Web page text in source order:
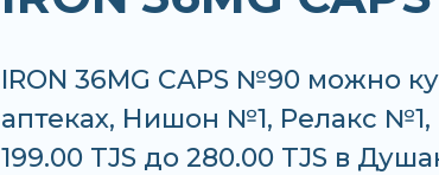
IRON 36MG CAPS №90 можно
аптеках, Нишон №1, Релакс
199.00 TJS до 280.00 TJS в